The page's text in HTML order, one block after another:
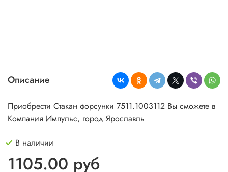
Описание
Приобрести Стакан форсунки 7511.1003112 Вы сможете в
Компания Импульс, город Ярославль
В наличии
1105.00 руб